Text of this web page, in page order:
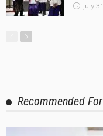
July
Recommended